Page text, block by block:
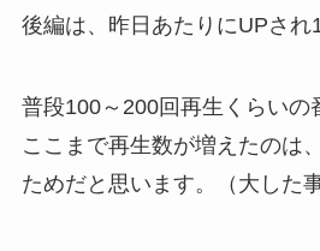
後編は、昨日あたりにUPされ
普段100～200回再生くらいの
ここまで再生数が増えたのは
ためだと思います。（大した